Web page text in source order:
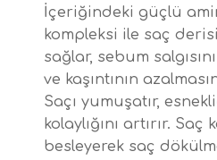
İçeriğindeki güçlü
kompleksi ile saç
sağlar, sebum
ve kaşıntının
Saçı yumuşatır,
kolaylığını artırır. Saç
besleyerek saç